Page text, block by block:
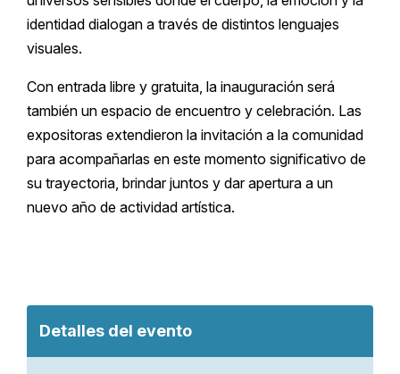
identidad dialogan a través de distintos lenguajes
visuales.
Con entrada libre y gratuita, la inauguración será
también un espacio de encuentro y celebración. Las
expositoras extendieron la invitación a la comunidad
para acompañarlas en este momento significativo de
su trayectoria, brindar juntos y dar apertura a un
nuevo año de actividad artística.
Detalles del evento